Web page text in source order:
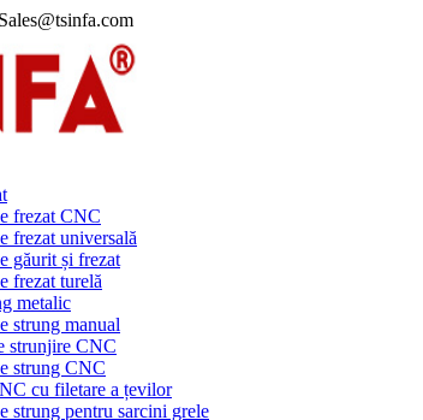
frezat CNC
frezat universală
găurit și frezat
frezat turelă
metalic
strung manual
strunjire CNC
strung CNC
cu filetare a țevilor
strung pentru sarcini grele